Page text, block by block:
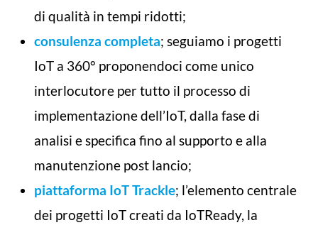
di qualità in tempi ridotti;
consulenza completa; seguiamo i progetti
IoT a 360° proponendoci come unico
interlocutore per tutto il processo di
implementazione dell’IoT, dalla fase di
analisi e specifica fino al supporto e alla
manutenzione post lancio;
piattaforma IoT Trackle; l’elemento centrale
dei progetti IoT creati da IoTReady, la